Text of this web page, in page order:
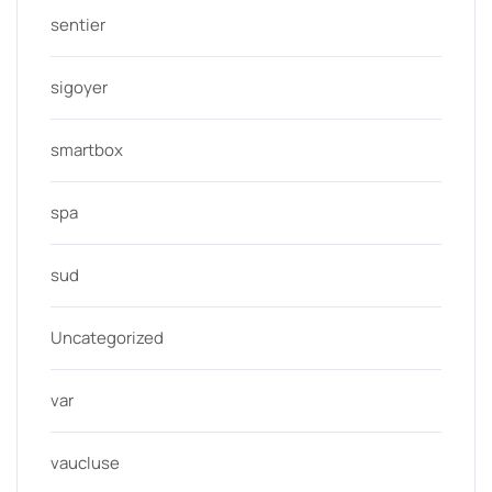
sentier
sigoyer
smartbox
spa
sud
Uncategorized
var
vaucluse